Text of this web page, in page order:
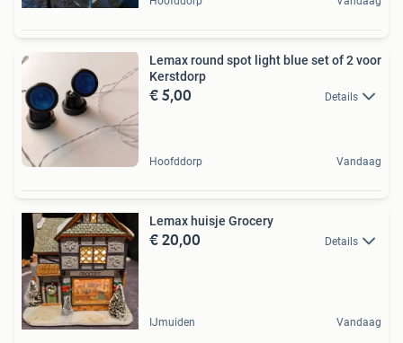
Lemax round spot light blue set of 2 voor
Kerstdorp
€ 5,00 Details
Hoofddorp Vandaag
Lemax huisje Grocery
€ 20,00 Details
IJmuiden Vandaag